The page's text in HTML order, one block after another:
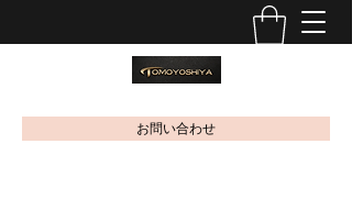
お問い合わせ